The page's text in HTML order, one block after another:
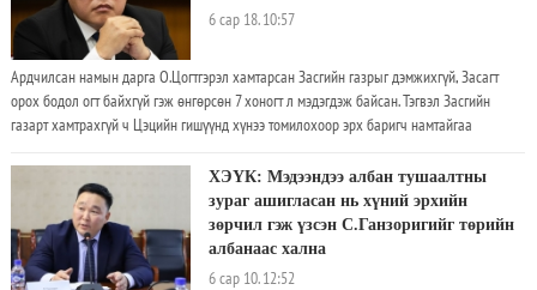
6 сар 18. 10:57
Ардчилсан намын дарга О.Цогтгэрэл хамтарсан Засгийн газрыг дэмжихгүй, Засагт
орох бодол огт байхгүй гэж өнгөрсөн 7 хоногт л мэдэгдэж байсан. Тэгвэл Засгийн
газарт хамтрахгүй ч Цэцийн гишүүнд хүнээ томилохоор эрх баригч намтайгаа
Ерөнхий сайд Н.Учралыг огцруулахаар гарын үсэг цуглуулахаа мэдэгдэж, даваа
гарагт бүлгийнх нь 42 гишүүн гарын үсэг зурна гэдгийг мэдэгдсэн
ХЭҮК: Мэдээндээ албан тушаалтны
зураг ашигласан нь хүний эрхийн
зөрчил гэж үзсэн С.Ганзоригийг төрийн
албанаас хална
6 сар 10. 12:52